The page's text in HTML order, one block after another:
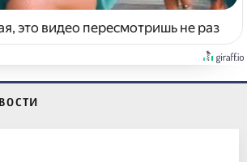
это видео пересмотришь не раз